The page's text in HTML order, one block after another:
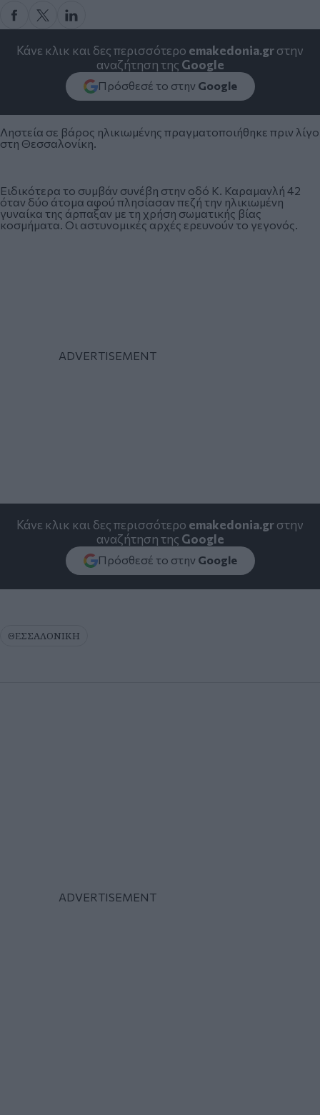
Κάνε κλικ και δες περισσότερο emakedonia.grστην
αναζήτηση της Google
Πρόσθεσέ το στην Google
Ληστεία σε βάρος ηλικιωμένης πραγματοποιήθηκε πριν λίγο
στη Θεσσαλονίκη.
Ειδικότερα το συμβάν συνέβη στην οδό Κ. Καραμανλή 42
όταν δύο άτομα αφού πλησίασαν πεζή την ηλικιωμένη
γυναίκα της άρπαξαν με τη χρήση σωματικής βίας
κοσμήματα. Οι αστυνομικές αρχές ερευνούν το γεγονός.
Κάνε κλικ και δες περισσότερο emakedonia.grστην
αναζήτηση της Google
Πρόσθεσέ το στην Google
ΘΕΣΣΑΛΟΝΙΚΗ